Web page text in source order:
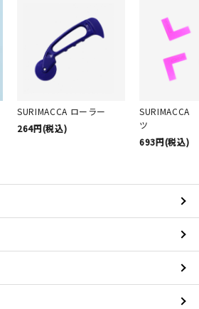
SURIMACCA ローラー
264円(税込)
SURIMACCA
ツ
693円(税込)